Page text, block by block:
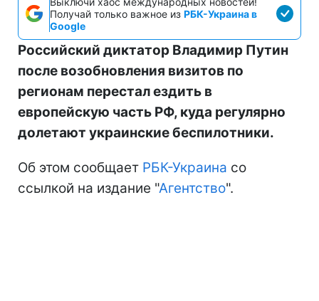
Получай только важное из РБК-Украина в
Google
Российский диктатор Владимир Путин
после возобновления визитов по
регионам перестал ездить в
европейскую часть РФ, куда регулярно
долетают украинские беспилотники.
Об этом сообщает РБК-Украина со
ссылкой на издание "Агентство".